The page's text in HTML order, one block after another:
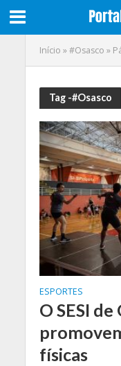
Início »#Osasco »
Tag -#Osasco
ESPORTES
O SESI
físicas